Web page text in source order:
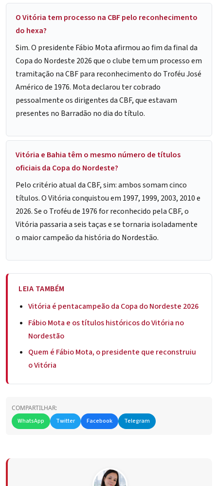
O Vitória tem processo na CBF pelo reconhecimento
do hexa?
Sim. O presidente Fábio Mota afirmou ao fim da final da
Copa do Nordeste 2026 que o clube tem um processo em
tramitação na CBF para reconhecimento do Troféu José
Américo de 1976. Mota declarou ter cobrado
pessoalmente os dirigentes da CBF, que estavam
presentes no Barradão no dia do título.
Vitória e Bahia têm o mesmo número de títulos
oficiais da Copa do Nordeste?
Pelo critério atual da CBF, sim: ambos somam cinco
títulos. O Vitória conquistou em 1997, 1999, 2003, 2010 e
2026. Se o Troféu de 1976 for reconhecido pela CBF, o
Vitória passaria a seis taças e se tornaria isoladamente
o maior campeão da história do Nordestão.
LEIA TAMBÉM
Vitória é pentacampeão da Copa do Nordeste 2026
Fábio Mota e os títulos históricos do Vitória no
Nordestão
Quem é Fábio Mota, o presidente que reconstruiu
o Vitória
COMPARTILHAR:
WhatsApp
Twitter Facebook Telegram